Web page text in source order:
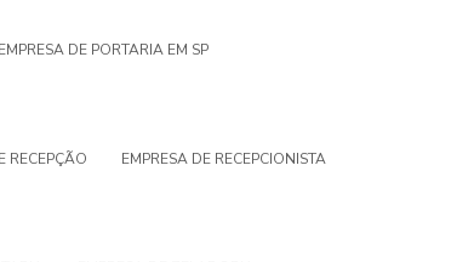
EMPRESA DE PORTARIA EM SP
RECEPÇÃO EMPRESA DE RECEPCIONISTA